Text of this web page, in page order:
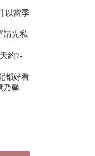
以當季
請先私
約7-
都好看
乃馨